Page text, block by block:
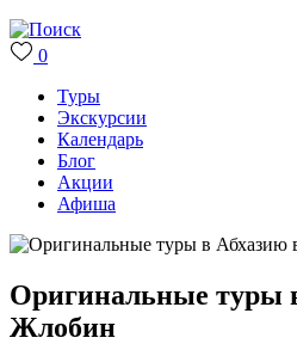
0
Туры
Экскурсии
Календарь
Блог
Акции
Афиша
Оригинальные туры
Жлобин